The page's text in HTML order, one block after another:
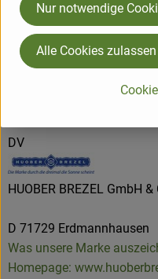
Origin
DV
HUOBER BREZEL GmbH &
D 71729 Erdmannhausen
Was unsere Marke
Homepage:
Nur notwendige
Alle Cookies zulassen